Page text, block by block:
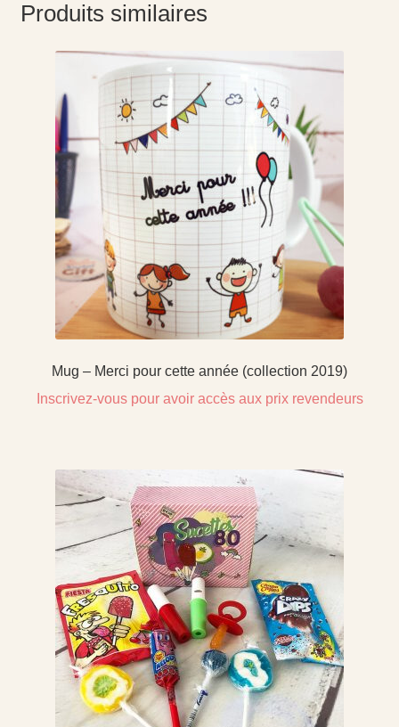
Produits similaires
Mug – Merci pour cette année (collection 2019)
Inscrivez-vous pour avoir accès aux prix revendeurs